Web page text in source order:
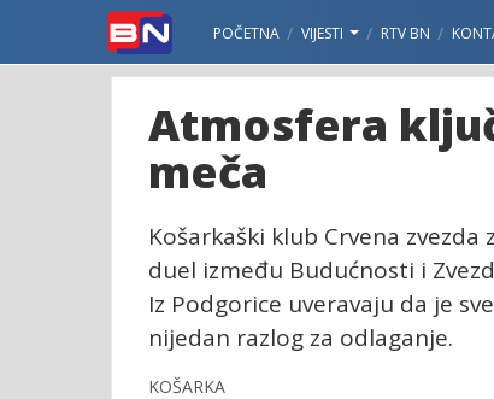
POČETNA VIJESTI RTV BN
Atmosfera
meča
Košarkaški klub Crvena
duel između Budućnosti i
Iz Podgorice uveravaju da je
nijedan razlog za odlaganje.
KOŠARKA